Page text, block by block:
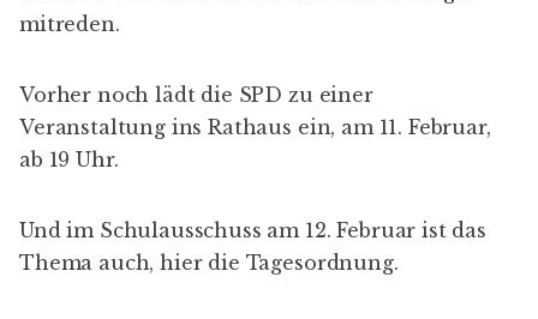
mitreden.
Vorher noch lädt die SPD zu einer
Veranstaltungins Rathaus ein, am 11. Februar,
ab 19 Uhr.
Und im Schulausschuss am 12. Februar ist das
Thema auch, hier die Tagesordnung.